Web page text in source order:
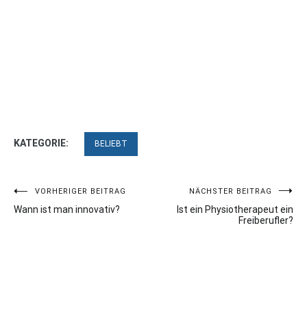
KATEGORIE: BELIEBT
Beitragsnavigation
VORHERIGER BEITRAG
Wann ist man innovativ?
NÄCHSTER BEITRAG
Ist ein Physiotherapeut ein
Freiberufler?